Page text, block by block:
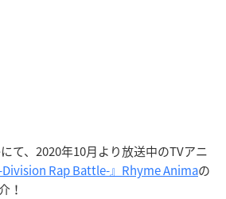
て、2020年10月より放送中のTVアニ
Division Rap Battle-』Rhyme Animaの
！